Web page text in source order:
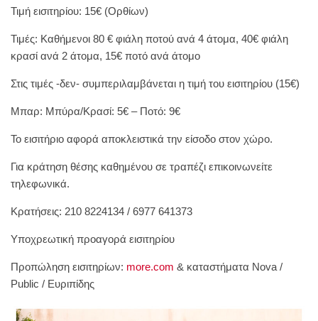
Τιμή εισιτηρίου: 15€ (Ορθίων)
Τιμές: Καθήμενοι 80 € φιάλη ποτού ανά 4 άτομα, 40€ φιάλη
κρασί ανά 2 άτομα, 15€ ποτό ανά άτομο
Στις τιμές -δεν- συμπεριλαμβάνεται η τιμή του εισιτηρίου (15€)
Μπαρ: Μπύρα/Κρασί: 5€ – Ποτό: 9€
Το εισιτήριο αφορά αποκλειστικά την είσοδο στον χώρο.
Για κράτηση θέσης καθημένου σε τραπέζι επικοινωνείτε
τηλεφωνικά.
Κρατήσεις: 210 8224134 / 6977 641373
Υποχρεωτική προαγορά εισιτηρίου
Προπώληση εισιτηρίων: more.com & καταστήματα Nova /
Public / Ευριπίδης